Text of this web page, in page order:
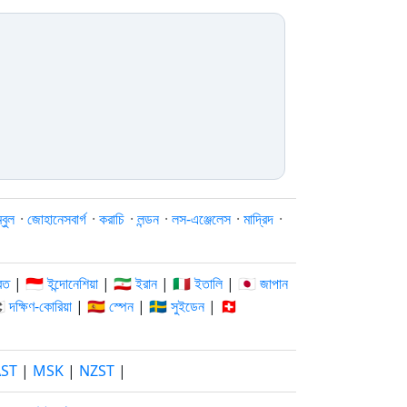
· জোহানেসবার্গ · করাচি · লন্ডন · লস-এঞ্জেলেস · মাদ্রিদ ·
| 🇮🇩 ইন্দোনেশিয়া | 🇮🇷 ইরান| 🇮🇹 ইতালি| 🇯🇵 জাপান
কোরিয়া | 🇪🇸 স্পেন| 🇸🇪 সুইডেন| 🇨🇭
| MSK | NZST |